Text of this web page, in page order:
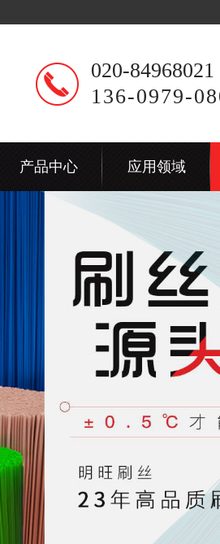
020-84968021
136-0979-
产品中心 应用领域